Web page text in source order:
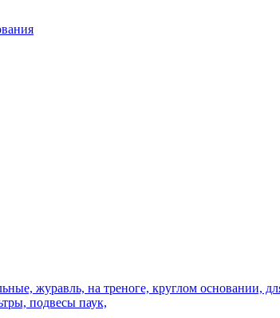
журавль, на треноге, круглом основании,
подвесы паук,